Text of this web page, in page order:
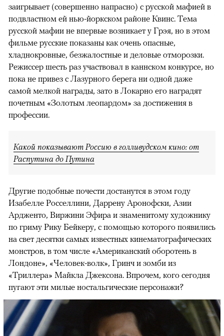
заигрывает (совершенно напрасно) с русской мафией в
подвластном ей нью-йоркском районе Квинс. Тема
русской мафии не впервые возникает у Грэя, но в этом
фильме русские показаны как очень опасные,
хладнокровные, безжалостные и деловые отморозки.
Режиссер шесть раз участвовал в каннском конкурсе, но
пока не привез с Лазурного берега ни одной даже
самой мелкой награды, зато в Локарно его наградят
почетным «Золотым леопардом» за достижения в
профессии.
Какой показывают Россию в голливудском кино: от
Распутина до Путина
Другие подобные почести достанутся в этом году
Изабелле Росселлини, Даррену Аронофски, Азии
Ардженто, Виржини Эфира и знаменитому художнику
по гриму Рику Бейкеру, с помощью которого появились
на свет десятки самых известных кинематографических
монстров, в том числе «Американский оборотень в
Лондоне», «Человек-волк», Гринч и зомби из
«Триллера» Майкла Джексона. Впрочем, кого сегодня
пугают эти милые ностальгические персонажи?